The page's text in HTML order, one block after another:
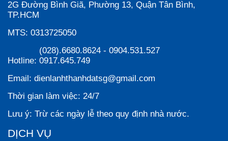
2G Đường Bình Giã, Phường 13, Quận Tân Bình,
TP.HCM
MTS: 0313725050
Hotline:
(028).6680.8624 - 0904.531.527
0917.645.749
Email: dienlanhthanhdatsg@gmail.com
Thời gian làm việc: 24/7
Lưu ý: Trừ các ngày lễ theo quy định nhà nước.
DỊCH VỤ